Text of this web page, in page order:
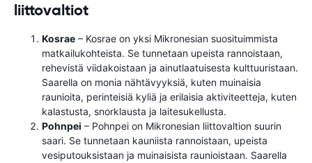
liittovaltiot
Kosrae – Kosrae on yksi Mikronesian suosituimmista
matkailukohteista. Se tunnetaan upeista rannoistaan,
rehevistä viidakoistaan ​​ja ainutlaatuisesta kulttuuristaan.
Saarella on monia nähtävyyksiä, kuten muinaisia ​​
raunioita, perinteisiä kyliä ja erilaisia ​​aktiviteetteja, kuten
kalastusta, snorklausta ja laitesukellusta.
Pohnpei – Pohnpei on Mikronesian liittovaltion suurin
saari. Se tunnetaan kauniista rannoistaan, upeista
vesiputouksistaan ​​ja muinaisista raunioistaan. Saarella